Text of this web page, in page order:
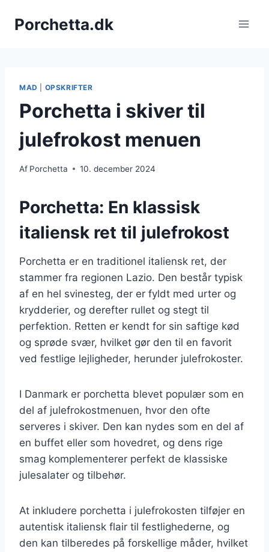
Porchetta.dk
MAD OPSKRIFTER
Porchetta i skiver til
julefrokost menuen
Af Porchetta 10. december 2024
Porchetta: En klassisk
italiensk ret til julefrokost
Porchetta er en traditionel italiensk ret, der
stammer fra regionen Lazio. Den består typisk
af en hel svinesteg, der er fyldt med urter og
krydderier, og derefter rullet og stegt til
perfektion. Retten er kendt for sin saftige kød
og sprøde svær, hvilket gør den til en favorit
ved festlige lejligheder, herunder julefrokoster.
I Danmark er porchetta blevet populær som en
del af julefrokostmenuen, hvor den ofte
serveres i skiver. Den kan nydes som en del af
en buffet eller som hovedret, og dens rige
smag komplementerer perfekt de klassiske
julesalater og tilbehør.
At inkludere porchetta i julefrokosten tilføjer en
autentisk italiensk flair til festlighederne, og
den kan tilberedes på forskellige måder, hvilket